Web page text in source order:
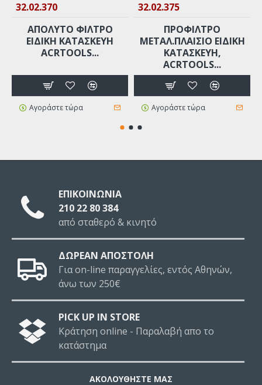
32.02.370
ΑΠΟΛΥΤΟ ΦΙΛΤΡΟ
ΕΙΔΙΚΉ ΚΑΤΑΣΚΕΥΉ
ACRTOOLS...
Αγοράστε τώρα
32.02.375
ΠΡΟΦΙΛΤΡΟ
ΜΕΤΑΛ.ΠΛΑΙΣΙΟ ΕΙΔΙΚΉ
ΚΑΤΑΣΚΕΥΉ,
ACRTOOLS...
Αγοράστε τώρα
ΕΠΙΚΟΙΝΩΝΙΑ
210 22 80 384
από σταθερό & κινητό
ΔΩΡΕΑΝ ΑΠΟΣΤΟΛΗ
Για on-line παραγγελίες, εντός Αθηνών,
άνω των 250€
PICK UP IN STORE
Κράτηση online - Παραλαβή απο το
κατάστημα
ΑΚΟΛΟΥΘΉΣΤΕ ΜΑΣ